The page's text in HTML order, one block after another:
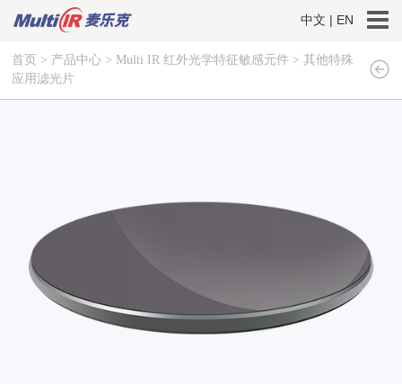
中文 | EN
首页 > 产品中心 > Multi IR 红外光学特征敏感元件 > 其他特殊
应用滤光片